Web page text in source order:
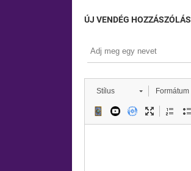
ÚJ VENDÉG HOZZÁSZÓLÁS
Stílus Formátum